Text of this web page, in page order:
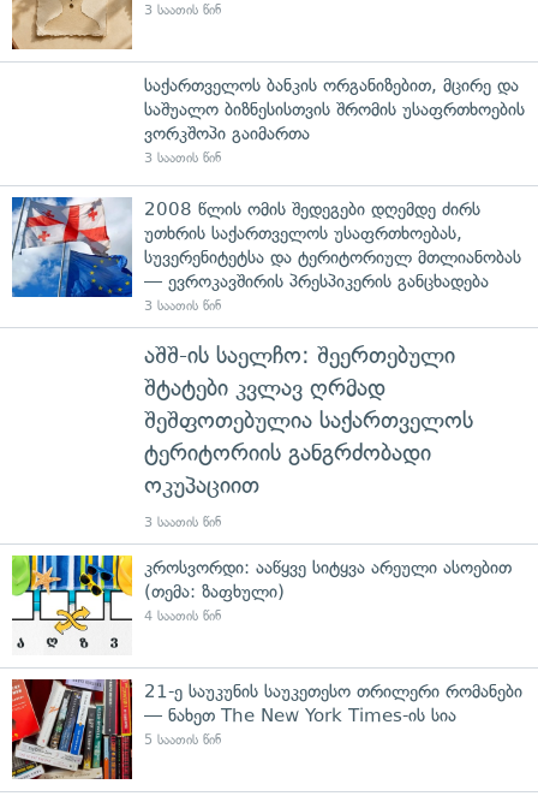
3 საათის წინ
საქართველოს ბანკის ორგანიზებით, მცირე და
საშუალო ბიზნესისთვის შრომის უსაფრთხოების
ვორკშოპი გაიმართა
3 საათის წინ
2008 წლის ომის შედეგები დღემდე ძირს
უთხრის საქართველოს უსაფრთხოებას,
სუვერენიტეტსა და ტერიტორიულ მთლიანობას
— ევროკავშირის პრესპიკერის განცხადება
3 საათის წინ
აშშ-ის საელჩო: შეერთებული
შტატები კვლავ ღრმად
შეშფოთებულია საქართველოს
ტერიტორიის განგრძობადი
ოკუპაციით
3 საათის წინ
კროსვორდი: ააწყვე სიტყვა არეული ასოებით
(თემა: ზაფხული)
4 საათის წინ
21-ე საუკუნის საუკეთესო თრილერი რომანები
— ნახეთ The New York Times-ის სია
5 საათის წინ